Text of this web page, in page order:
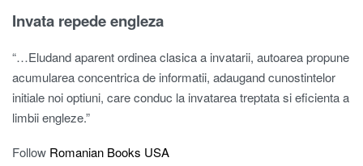
Invata repede engleza
“…Eludand aparent ordinea clasica a invatarii, autoarea propune
acumularea concentrica de informatii, adaugand cunostintelor
initiale noi optiuni, care conduc la invatarea treptata si eficienta a
limbii engleze.”
Follow Romanian Books USA